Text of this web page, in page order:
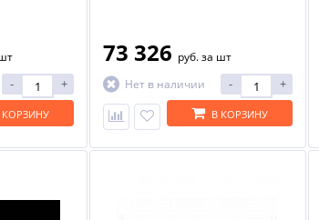
- +
КОРЗИНУ
73 326 руб.за шт
Нет в наличии
- +
В КОРЗИНУ